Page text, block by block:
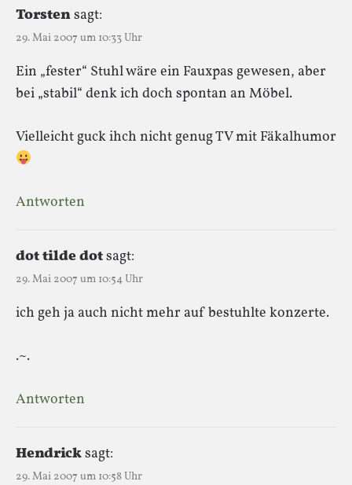
Torstensagt:
29. Mai 2007 um 10:33 Uhr
Ein „fester“ Stuhl wäre ein Fauxpas gewesen, aber
bei „stabil“ denk ich doch spontan an Möbel.
Vielleicht guck ihch nicht genug TV mit Fäkalhumor
Antworten
dot tilde dotsagt:
29. Mai 2007 um 10:54 Uhr
ich geh ja auch nicht mehr auf bestuhlte konzerte.
.~.
Antworten
Hendricksagt:
29. Mai 2007 um 10:58 Uhr